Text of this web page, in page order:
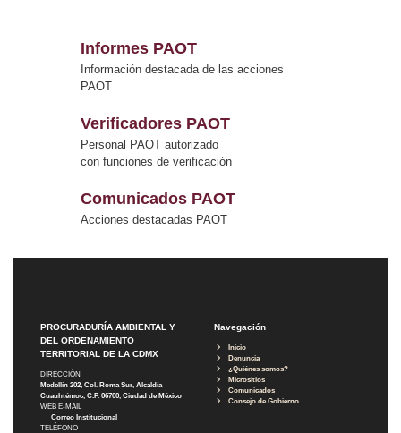
Informes PAOT
Información destacada de las acciones
PAOT
Verificadores PAOT
Personal PAOT autorizado
con funciones de verificación
Comunicados PAOT
Acciones destacadas PAOT
PROCURADURÍA AMBIENTAL Y
DEL ORDENAMIENTO
TERRITORIAL DE LA CDMX
DIRECCIÓN
Medellín 202, Col. Roma Sur, Alcaldía
Cuauhtémoc, C.P. 06700, Ciudad de México
WEB E-MAIL
Correo Institucional
TELÉFONO
Navegación
Inicio
Denuncia
¿Quiénes somos?
Micrositios
Comunicados
Consejo de Gobierno